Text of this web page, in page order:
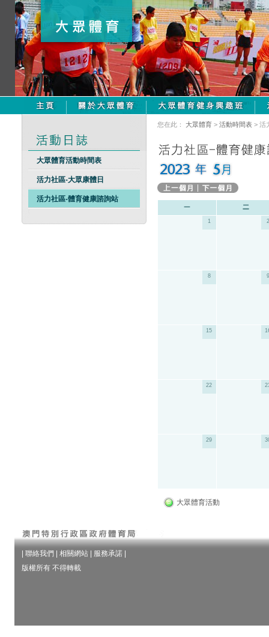
大眾體育活動時間表
活力社區-大眾康體日
活力社區-體育健康諮詢站
您在此： 大眾體育 > 活動時間表 > 活
1 2
8 9
15
22
29
大眾體育活動
聯絡我們 相關網站 服務承諾
版權所有 不得轉載